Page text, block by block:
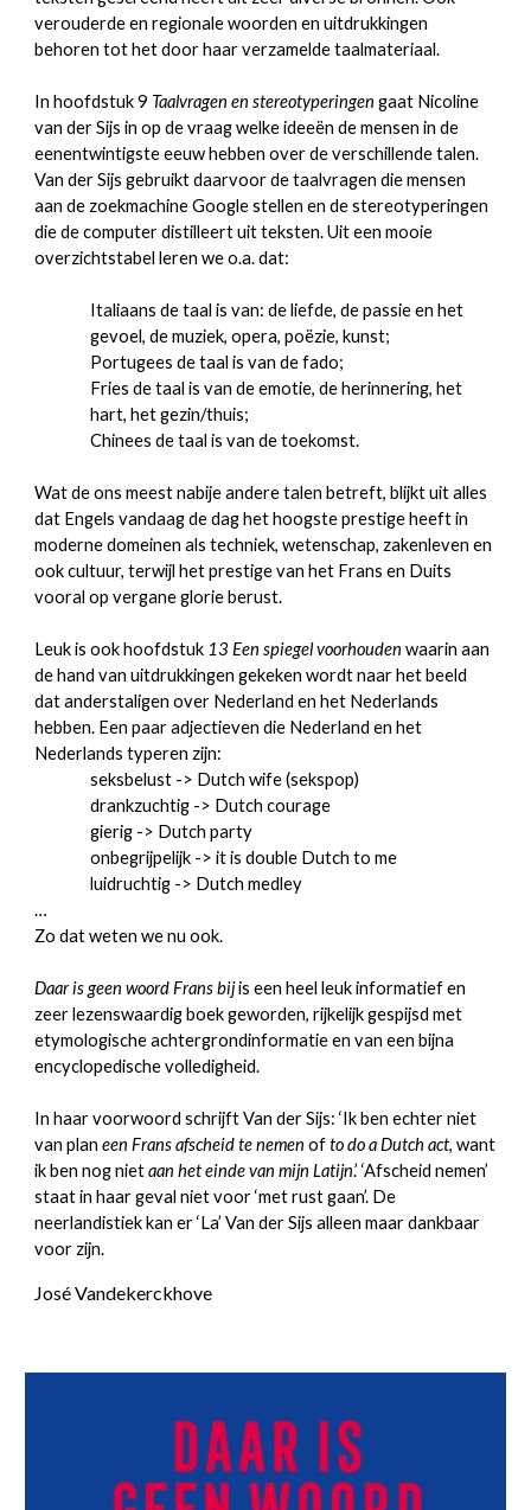
verouderde en regionale woorden en uitdrukkingen
behoren tot het door haar verzamelde taalmateriaal.
In hoofdstuk 9 Taalvragen en stereotyperingen gaat Nicoline
van der Sijs in op de vraag welke ideeën de mensen in de
eenentwintigste eeuw hebben over de verschillende talen.
Van der Sijs gebruikt daarvoor de taalvragen die mensen
aan de zoekmachine Google stellen en de stereotyperingen
die de computer distilleert uit teksten. Uit een mooie
overzichtstabel leren we o.a. dat:
Italiaans de taal is van: de liefde, de passie en het
gevoel, de muziek, opera, poëzie, kunst;
Portugees de taal is van de fado;
Fries de taal is van de emotie, de herinnering, het
hart, het gezin/thuis;
Chinees de taal is van de toekomst.
Wat de ons meest nabije andere talen betreft, blijkt uit alles
dat Engels vandaag de dag het hoogste prestige heeft in
moderne domeinen als techniek, wetenschap, zakenleven en
ook cultuur, terwijl het prestige van het Frans en Duits
vooral op vergane glorie berust.
Leuk is ook hoofdstuk 13 Een spiegel voorhouden waarin aan
de hand van uitdrukkingen gekeken wordt naar het beeld
dat anderstaligen over Nederland en het Nederlands
hebben. Een paar adjectieven die Nederland en het
Nederlands typeren zijn:
seksbelust -> Dutch wife (sekspop)
drankzuchtig -> Dutch courage
gierig -> Dutch party
onbegrijpelijk -> it is double Dutch to me
luidruchtig -> Dutch medley
…
Zo dat weten we nu ook.
Daar is geen woord Frans bijis een heel leuk informatief en
zeer lezenswaardig boek geworden, rijkelijk gespijsd met
etymologische achtergrondinformatie en van een bijna
encyclopedische volledigheid.
In haar voorwoord schrijft Van der Sijs: ‘Ik ben echter niet
van planeen Frans afscheid te nemen ofto do a Dutch act, want
ik ben nog nietaan het einde van mijn Latijn.’ ‘Afscheid nemen’
staat in haar geval niet voor ‘met rust gaan’. De
neerlandistiek kan er ‘La’ Van der Sijs alleen maar dankbaar
voor zijn.
José Vandekerckhove